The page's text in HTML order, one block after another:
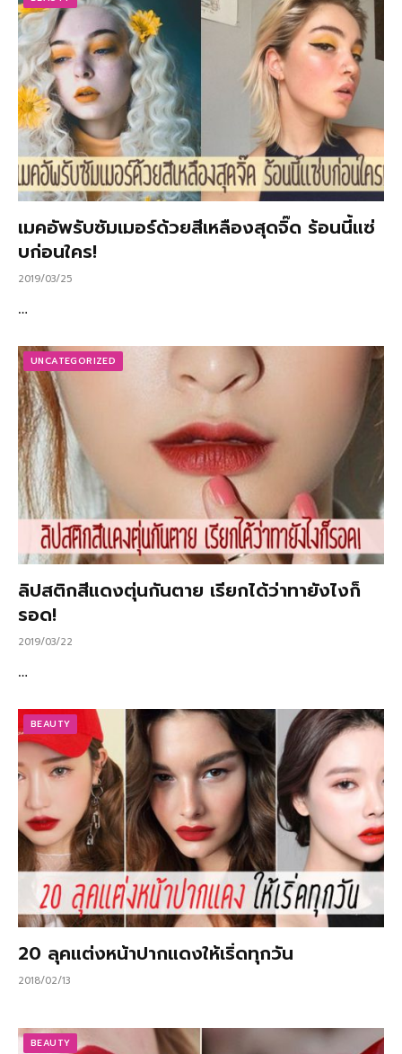
เมคอัพรับซัมเมอร์ด้วยสีเหลืองสุดจิ๊ด ร้อนนี้แซ่
บก่อนใคร!
2019/03/25
…
UNCATEGORIZED
ลิปสติกสีแดงตุ่นกันตาย เรียกได้ว่าทายังไงก็
รอด!
2019/03/22
…
BEAUTY
20 ลุคแต่งหน้าปากแดงให้เริ่ดทุกวัน
2018/02/13
BEAUTY